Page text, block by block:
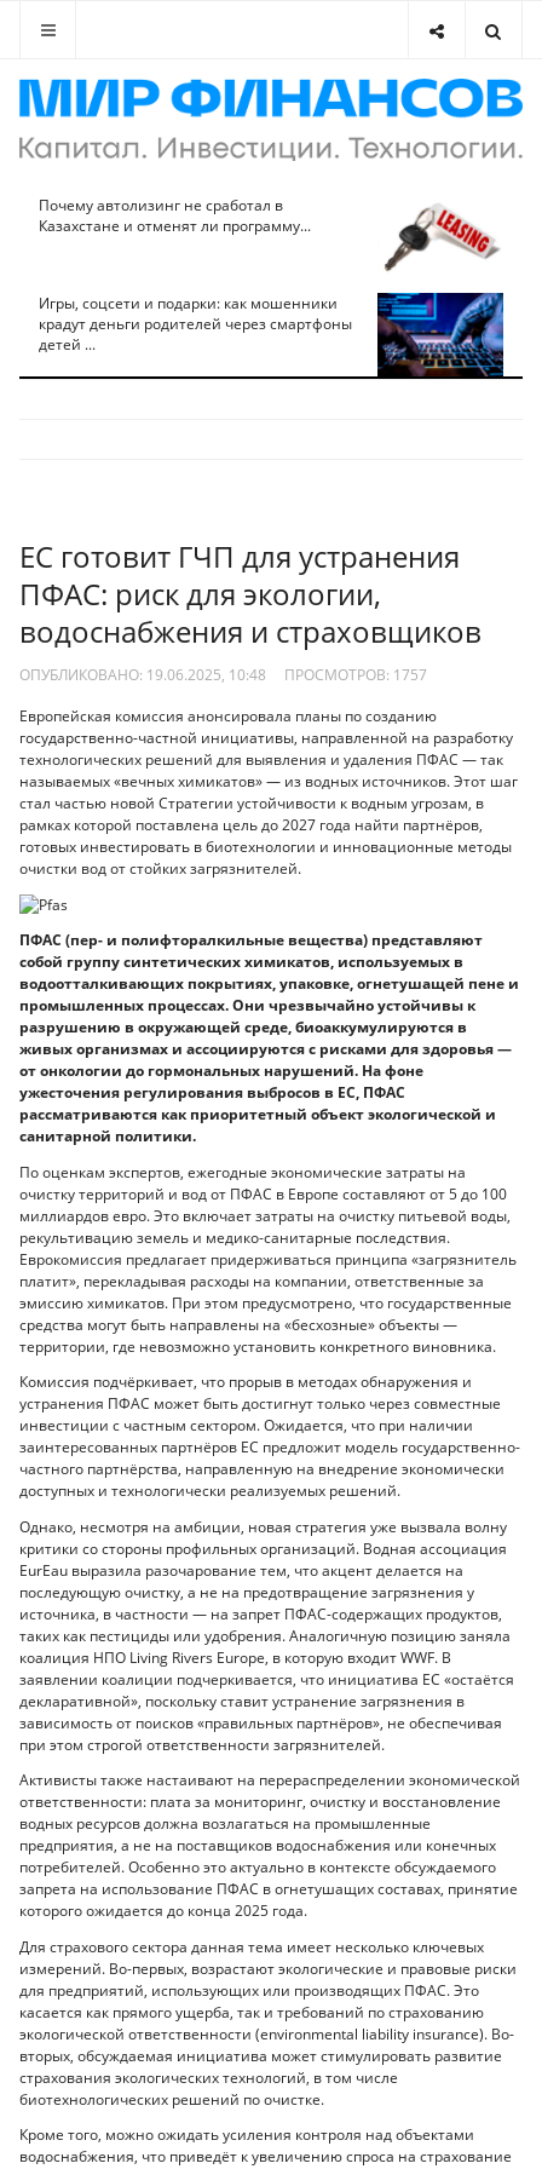
Почему автолизинг не сработал в
Казахстане и отменят ли программу...
Игры, соцсети и подарки: как мошенники
крадут деньги родителей через смартфоны
детей ...
ЕС готовит ГЧП для устранения
ПФАС: риск для экологии,
водоснабжения и страховщиков
ОПУБЛИКОВАНО: 19.06.2025, 10:48 ПРОСМОТРОВ: 1757
Европейская комиссия анонсировала планы по созданию
государственно-частной инициативы, направленной на разработку
технологических решений для выявления и удаления ПФАС — так
называемых «вечных химикатов» — из водных источников. Этот шаг
стал частью новой Стратегии устойчивости к водным угрозам, в
рамках которой поставлена цель до 2027 года найти партнёров,
готовых инвестировать в биотехнологии и инновационные методы
очистки вод от стойких загрязнителей.
ПФАС (пер- и полифторалкильные вещества) представляют
собой группу синтетических химикатов, используемых в
водоотталкивающих покрытиях, упаковке, огнетушащей пене и
промышленных процессах. Они чрезвычайно устойчивы к
разрушению в окружающей среде, биоаккумулируются в
живых организмах и ассоциируются с рисками для здоровья —
от онкологии до гормональных нарушений. На фоне
ужесточения регулирования выбросов в ЕС, ПФАС
рассматриваются как приоритетный объект экологической и
санитарной политики.
По оценкам экспертов, ежегодные экономические затраты на
очистку территорий и вод от ПФАС в Европе составляют от 5 до 100
миллиардов евро. Это включает затраты на очистку питьевой воды,
рекультивацию земель и медико-санитарные последствия.
Еврокомиссия предлагает придерживаться принципа «загрязнитель
платит», перекладывая расходы на компании, ответственные за
эмиссию химикатов. При этом предусмотрено, что государственные
средства могут быть направлены на «бесхозные» объекты —
территории, где невозможно установить конкретного виновника.
Комиссия подчёркивает, что прорыв в методах обнаружения и
устранения ПФАС может быть достигнут только через совместные
инвестиции с частным сектором. Ожидается, что при наличии
заинтересованных партнёров ЕС предложит модель государственно-
частного партнёрства, направленную на внедрение экономически
доступных и технологически реализуемых решений.
Однако, несмотря на амбиции, новая стратегия уже вызвала волну
критики со стороны профильных организаций. Водная ассоциация
EurEau выразила разочарование тем, что акцент делается на
последующую очистку, а не на предотвращение загрязнения у
источника, в частности — на запрет ПФАС-содержащих продуктов,
таких как пестициды или удобрения. Аналогичную позицию заняла
коалиция НПО Living Rivers Europe, в которую входит WWF. В
заявлении коалиции подчеркивается, что инициатива ЕС «остаётся
декларативной», поскольку ставит устранение загрязнения в
зависимость от поисков «правильных партнёров», не обеспечивая
при этом строгой ответственности загрязнителей.
Активисты также настаивают на перераспределении экономической
ответственности: плата за мониторинг, очистку и восстановление
водных ресурсов должна возлагаться на промышленные
предприятия, а не на поставщиков водоснабжения или конечных
потребителей. Особенно это актуально в контексте обсуждаемого
запрета на использование ПФАС в огнетушащих составах, принятие
которого ожидается до конца 2025 года.
Для страхового сектора данная тема имеет несколько ключевых
измерений. Во-первых, возрастают экологические и правовые риски
для предприятий, использующих или производящих ПФАС. Это
касается как прямого ущерба, так и требований по страхованию
экологической ответственности (environmental liability insurance). Во-
вторых, обсуждаемая инициатива может стимулировать развитие
страхования экологических технологий, в том числе
биотехнологических решений по очистке.
Кроме того, можно ожидать усиления контроля над объектами
водоснабжения, что приведёт к увеличению спроса на страхование